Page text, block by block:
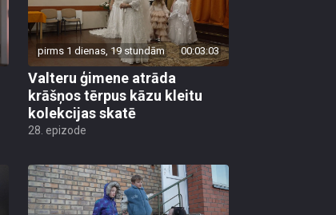
pirms 1 dienas, 19 stundām 00:03:03
Valteru ģimene atrāda
krāšņos tērpus kāzu kleitu
kolekcijas skatē
28. epizode